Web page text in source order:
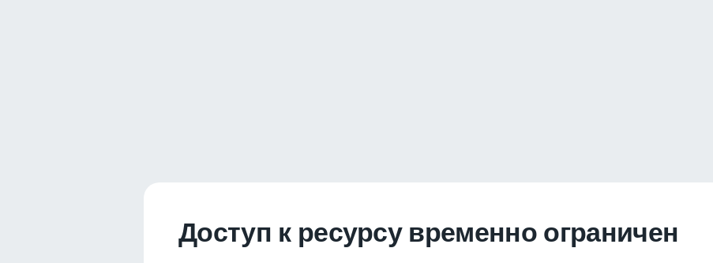
Доступ к ресурсу временно ограничен